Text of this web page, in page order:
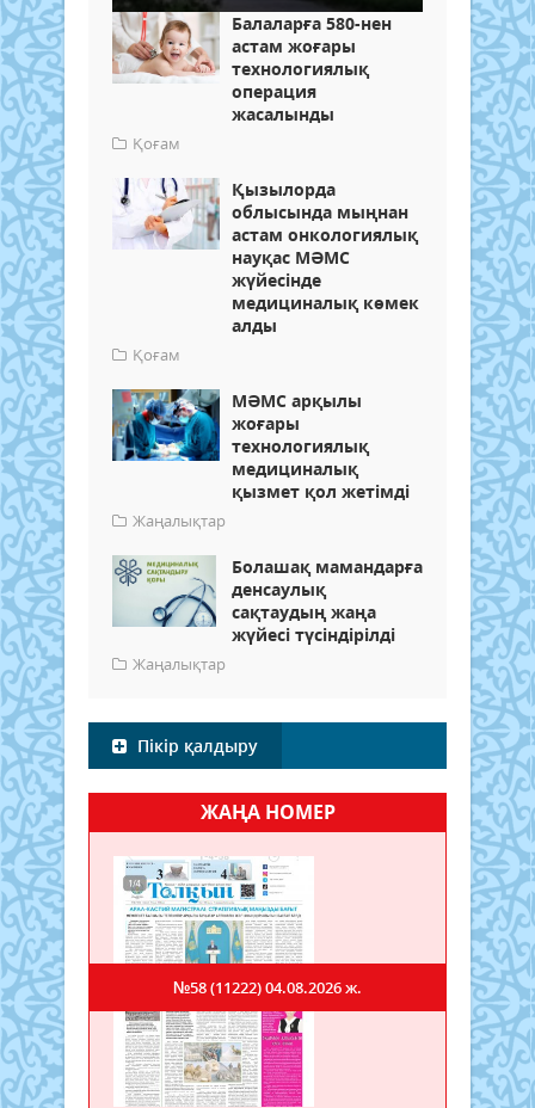
Балаларға 580-нен
астам жоғары
технологиялық
операция
жасалынды
Қоғам
Қызылорда
облысында мыңнан
астам онкологиялық
науқас МӘМС
жүйесінде
медициналық көмек
алды
Қоғам
МӘМС арқылы
жоғары
технологиялық
медициналық
қызмет қол жетімді
Жаңалықтар
Болашақ мамандарға
денсаулық
сақтаудың жаңа
жүйесі түсіндірілді
Жаңалықтар
Пікір қалдыру
ЖАҢА НОМЕР
№58 (11222)04.08.2026 ж.